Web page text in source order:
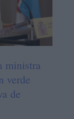
ministra
verde
de